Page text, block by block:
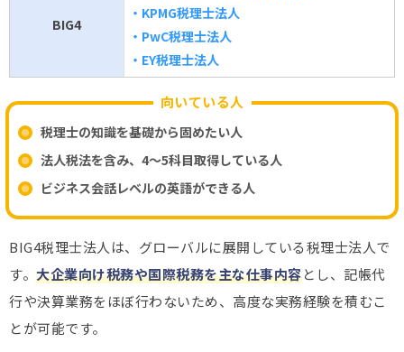
BIG4
・KPMG税理士法人
・PwC税理士法人
・EY税理士法人
向いている人
税理士の知識を基礎から固めたい人
法人税法を含み、4～5科目取得している人
ビジネス会話レベルの英語ができる人
BIG4税理士法人は、グローバルに展開している税理士法人で
す。 大企業向け税務や国際税務を主な仕事内容とし、記帳代
行や決算業務をほぼ行わないため、高度な実務経験を積むこ
とが可能です。